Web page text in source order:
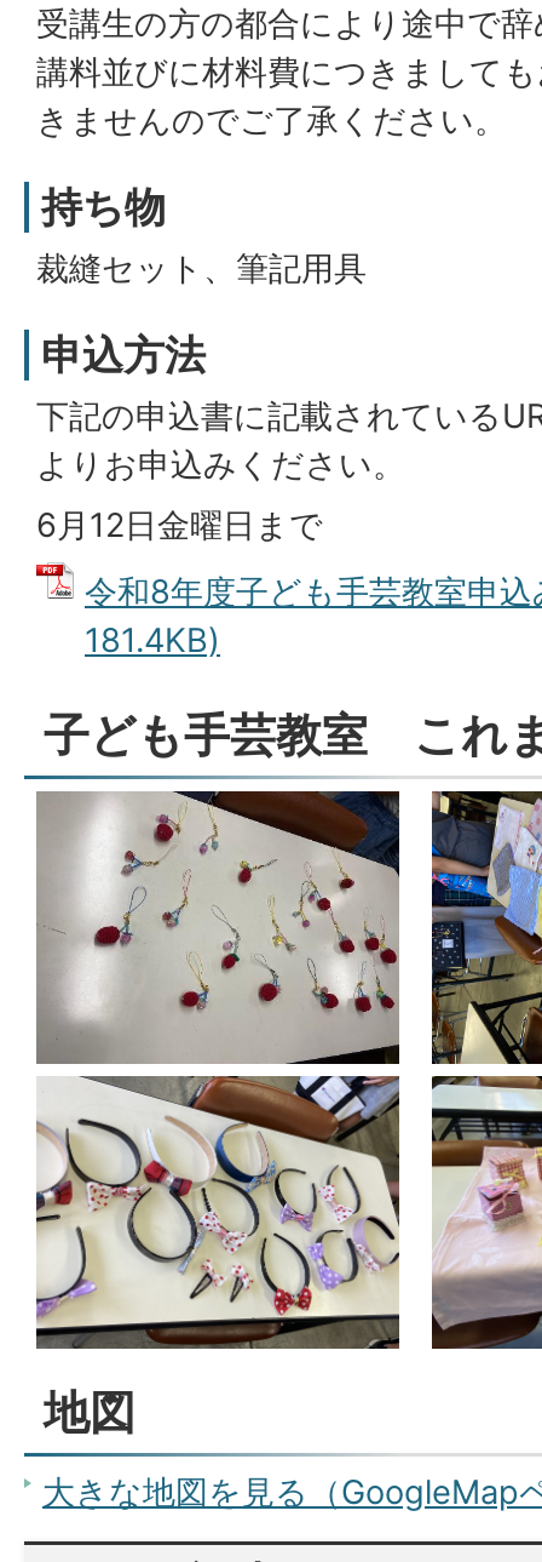
受講生の方の都合により途中で
講料並びに材料費につきまして
きませんのでご了承ください。
持ち物
裁縫セット、筆記用具
申込方法
下記の申込書に記載されている
よりお申込みください。
6月12日金曜日まで
令和8年度子ども手芸教室申
181.4KB)
子ども手芸教室 これ
地図
大きな地図を見る（GoogleMap